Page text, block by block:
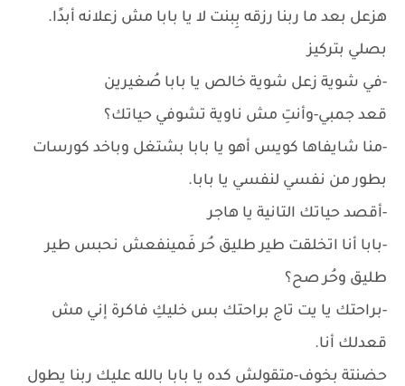
هزعل بعد ما ربنا رزقه بِبنت لا يا بابا مش زعلانه أبدًا.
بصلي بتركيز
-في شوية زعل شوية خالص يا بابا صُغيرين
قعد جمبي-وأنتِ مش ناوية تشوفي حياتك؟
-منا شايفاها كويس أهو يا بابا بشتغل وباخد كورسات
بطور من نفسي لنفسي يا بابا.
-أقصد حياتك التانية يا هاجر
-بابا أنا اتخلقت طير طليق حُر فَمينفعش نحبس طير
طليق وحُر صح؟
-براحتك يا يت تاج براحتك بس خليكِ فاكرة إني مش
قعدلك أنا.
حضنتة بخوف-متقولش كده يا بابا بالله عليك ربنا يطول